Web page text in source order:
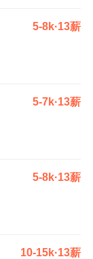
5-8k·13薪
5-7k·13薪
5-8k·13薪
10-15k·13薪